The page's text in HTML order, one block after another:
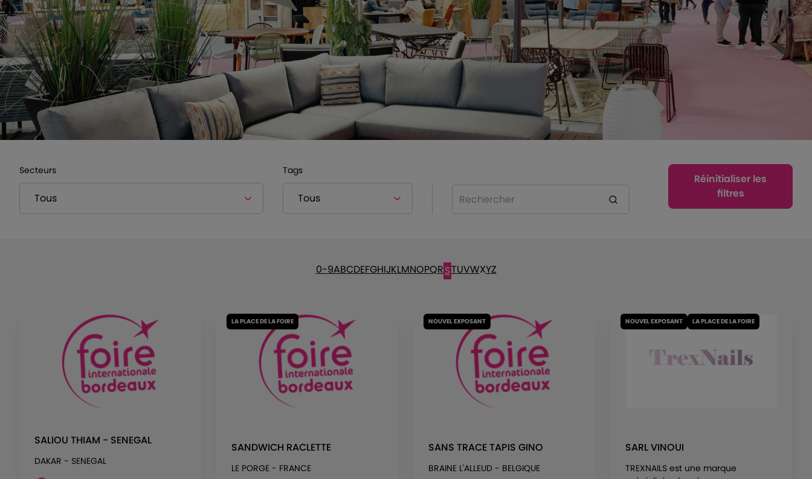
Secteurs Tags
Rechercher
Réinitialiser les
filtres
0-9ABCDEFGHIJKLMNOPQRSTUVWXYZ
SALIOU THIAM - SENEGAL
DAKAR - SENEGAL
LA PLACE DE LA FOIRE
SANDWICH RACLETTE
LE PORGE - FRANCE
NOUVEL EXPOSANT
SANS TRACE TAPIS GINO
BRAINE L'ALLEUD - BELGIQUE
NOUVEL EXPOSANT LA PLACE DE LA FOIRE
SARL VINOUI
TREXNAILS est une marque